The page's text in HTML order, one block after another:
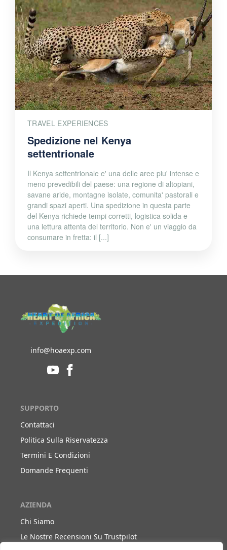
TRAVEL EXPERIENCES
Spedizione nel Kenya
settentrionale
Il Kenya settentrionale e' una delle aree piu' intense e
meno prevedibili del paese: una regione di altopiani,
savane aride, montagne isolate, comunita' pastorali e
grandi spazi aperti. Una spedizione in questa parte
del Kenya richiede tempi corretti, logistica solida e
una lettura attenta del territorio. Non e' un viaggio da
consumare in fretta: il [...]
info@hoaexp.com
SUPPORTO
Contattaci
Politica Sulla Riservatezza
Termini E Condizioni
Domande Frequenti
AZIENDA
Chi Siamo
Le Nostre Recensioni Su Trustpilot